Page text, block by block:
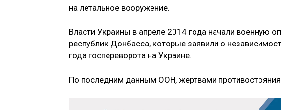
на летальное вооружение.
Власти Украины в апреле 2014 года начали военную
республик Донбасса, которые заявили о
года госпереворота на Украине.
По последним данным ООН, жертвами противостояния